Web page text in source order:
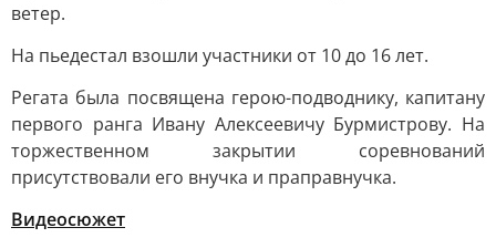
ветер.
На пьедестал взошли участники от 10 до 16 лет.
Регата была посвящена герою-подводнику, капитану
первого ранга Ивану Алексеевичу Бурмистрову. На
торжественном закрытии соревнований
присутствовали его внучка и праправнучка.
Видеосюжет